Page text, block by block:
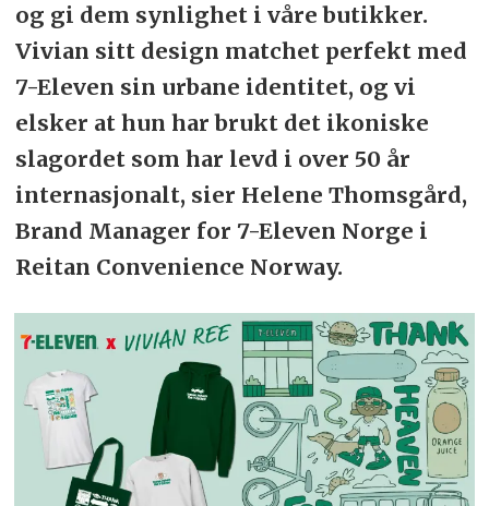
og gi dem synlighet i våre butikker.
Vivian sitt design matchet perfekt med
7-Eleven sin urbane identitet, og vi
elsker at hun har brukt det ikoniske
slagordet som har levd i over 50 år
internasjonalt, sier Helene Thomsgård,
Brand Manager for 7-Eleven Norge i
Reitan Convenience Norway.